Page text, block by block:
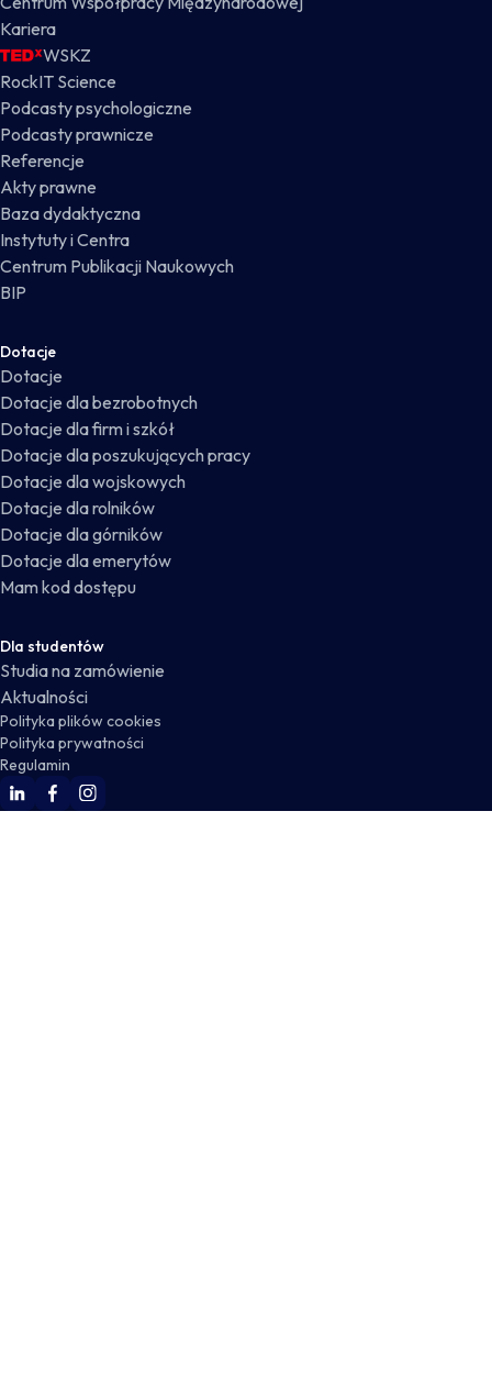
Kariera
WSKZ
RockIT Science
Podcasty psychologiczne
Podcasty prawnicze
Referencje
Akty prawne
Baza dydaktyczna
Instytuty i Centra
Centrum Publikacji Naukowych
BIP
Dotacje
Dotacje
Dotacje dla bezrobotnych
Dotacje dla firm i szkół
Dotacje dla poszukujących pracy
Dotacje dla wojskowych
Dotacje dla rolników
Dotacje dla górników
Dotacje dla emerytów
Mam kod dostępu
Dla studentów
Studia na zamówienie
Aktualności
Polityka plików cookies
Polityka prywatności
Regulamin
WSKZ Linkedin
WSKZ Facebook
WSKZ Instagram